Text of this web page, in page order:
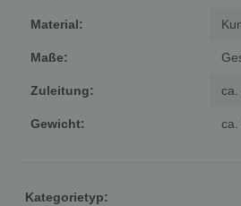
Material:
Maße:
Zuleitung: ca.
Gewicht: ca.
Kategorietyp: